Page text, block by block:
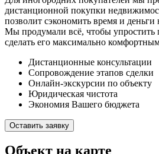
дистанционной покупки
позволит сэкономить время и
Мы продумали всё, чтобы упростить
сделать его максимально
Дистанционные консультации
Сопровождение этапов сделки
Онлайн-экскурсии по объекту
Юридическая чистота
Экономия Вашего бюджета
Оставить заявку
Объект на карте